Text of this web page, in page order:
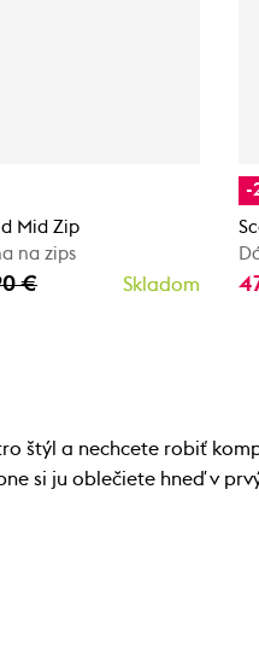
Mid Zip
na zips
€ Skladom
-
štýl a nechcete robiť
si ju oblečiete hneď v